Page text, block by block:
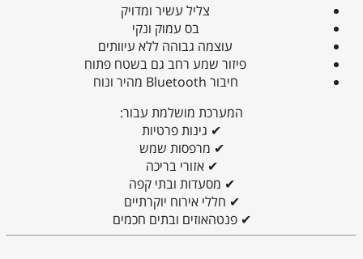
צליל עשיר ומדויק
בס עמוק ונקי
עוצמה גבוהה ללא עיוותים
פיזור שמע רחב גם בשטח פתוח
חיבור Bluetooth מהיר ונוח
המערכת מושלמת עבור:
✔ גינות פרטיות
✔ מרפסות שמש
✔ אזורי בריכה
✔ מסעדות ובתי קפה
✔ חללי אירוח יוקרתיים
✔ פנטהאוזים ובתים חכמים